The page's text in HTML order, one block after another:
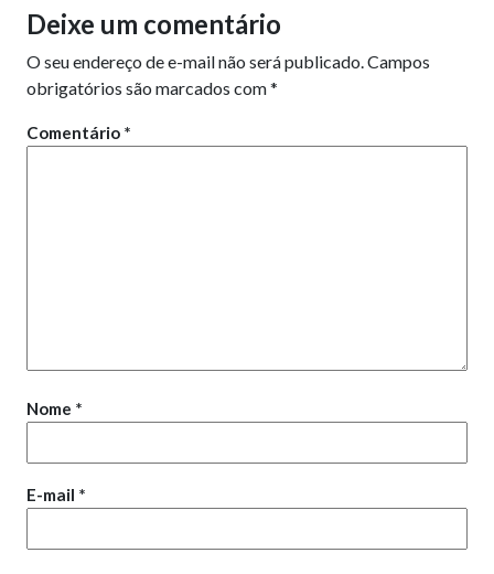
Deixe um comentário
O seu endereço de e-mail não será publicado.Campos
obrigatórios são marcados com*
Comentário *
Nome *
E-mail *